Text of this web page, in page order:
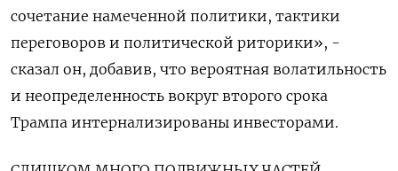
сочетание намеченной политики, тактики
переговоров и политической риторики», -
сказал он, добавив, что вероятная волатильность
и неопределенность вокруг второго срока
Трампа интернализированы инвесторами.